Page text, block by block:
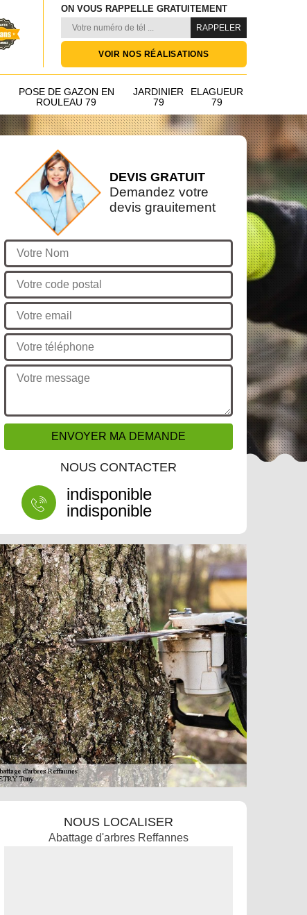
ON VOUS RAPPELLE GRATUITEMENT
VOIR NOS RÉALISATIONS
POSE DE GAZON EN
ROULEAU 79
JARDINIER
79
ELAGUEUR
79
DEVIS GRATUIT
Demandez votre
devis grauitement
NOUS CONTACTER
indisponible
indisponible
NOUS LOCALISER
Abattage d'arbres Reffannes